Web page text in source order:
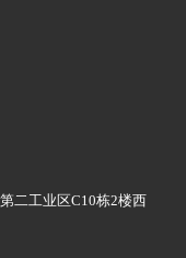
二工业区C10栋2楼西